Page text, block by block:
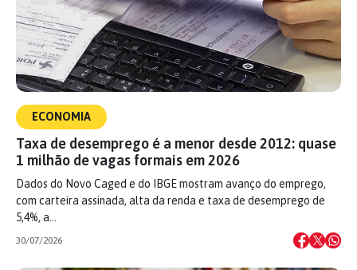
ECONOMIA
Taxa de desemprego é a menor desde 2012: quase
1 milhão de vagas formais em 2026
Dados do Novo Caged e do IBGE mostram avanço do emprego,
com carteira assinada, alta da renda e taxa de desemprego de
5,4%, a…
30/07/2026